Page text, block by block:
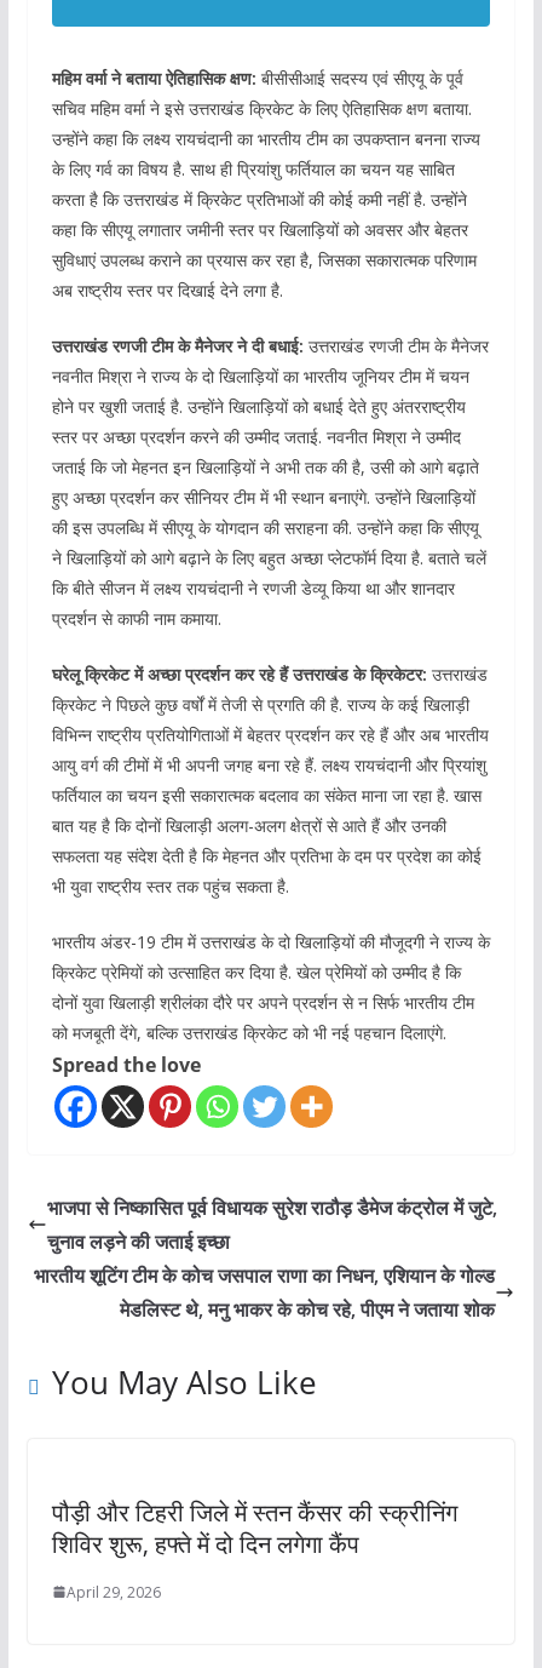
महिम वर्मा ने बताया ऐतिहासिक क्षण: बीसीसीआई सदस्य एवं सीएयू के पूर्व
सचिव महिम वर्मा ने इसे उत्तराखंड क्रिकेट के लिए ऐतिहासिक क्षण बताया.
उन्होंने कहा कि लक्ष्य रायचंदानी का भारतीय टीम का उपकप्तान बनना राज्य
के लिए गर्व का विषय है. साथ ही प्रियांशु फर्तियाल का चयन यह साबित
करता है कि उत्तराखंड में क्रिकेट प्रतिभाओं की कोई कमी नहीं है. उन्होंने
कहा कि सीएयू लगातार जमीनी स्तर पर खिलाड़ियों को अवसर और बेहतर
सुविधाएं उपलब्ध कराने का प्रयास कर रहा है, जिसका सकारात्मक परिणाम
अब राष्ट्रीय स्तर पर दिखाई देने लगा है.
उत्तराखंड रणजी टीम के मैनेजर ने दी बधाई: उत्तराखंड रणजी टीम के मैनेजर
नवनीत मिश्रा ने राज्य के दो खिलाड़ियों का भारतीय जूनियर टीम में चयन
होने पर खुशी जताई है. उन्होंने खिलाड़ियों को बधाई देते हुए अंतरराष्ट्रीय
स्तर पर अच्छा प्रदर्शन करने की उम्मीद जताई. नवनीत मिश्रा ने उम्मीद
जताई कि जो मेहनत इन खिलाड़ियों ने अभी तक की है, उसी को आगे बढ़ाते
हुए अच्छा प्रदर्शन कर सीनियर टीम में भी स्थान बनाएंगे. उन्होंने खिलाड़ियों
की इस उपलब्धि में सीएयू के योगदान की सराहना की. उन्होंने कहा कि सीएयू
ने खिलाड़ियों को आगे बढ़ाने के लिए बहुत अच्छा प्लेटफॉर्म दिया है. बताते चलें
कि बीते सीजन में लक्ष्य रायचंदानी ने रणजी डेव्यू किया था और शानदार
प्रदर्शन से काफी नाम कमाया.
घरेलू क्रिकेट में अच्छा प्रदर्शन कर रहे हैं उत्तराखंड के क्रिकेटर: उत्तराखंड
क्रिकेट ने पिछले कुछ वर्षों में तेजी से प्रगति की है. राज्य के कई खिलाड़ी
विभिन्न राष्ट्रीय प्रतियोगिताओं में बेहतर प्रदर्शन कर रहे हैं और अब भारतीय
आयु वर्ग की टीमों में भी अपनी जगह बना रहे हैं. लक्ष्य रायचंदानी और प्रियांशु
फर्तियाल का चयन इसी सकारात्मक बदलाव का संकेत माना जा रहा है. खास
बात यह है कि दोनों खिलाड़ी अलग-अलग क्षेत्रों से आते हैं और उनकी
सफलता यह संदेश देती है कि मेहनत और प्रतिभा के दम पर प्रदेश का कोई
भी युवा राष्ट्रीय स्तर तक पहुंच सकता है.
भारतीय अंडर-19 टीम में उत्तराखंड के दो खिलाड़ियों की मौजूदगी ने राज्य के
क्रिकेट प्रेमियों को उत्साहित कर दिया है. खेल प्रेमियों को उम्मीद है कि
दोनों युवा खिलाड़ी श्रीलंका दौरे पर अपने प्रदर्शन से न सिर्फ भारतीय टीम
को मजबूती देंगे, बल्कि उत्तराखंड क्रिकेट को भी नई पहचान दिलाएंगे.
Spread the love
भाजपा से निष्कासित पूर्व विधायक सुरेश राठौड़ डैमेज कंट्रोल में जुटे,
चुनाव लड़ने की जताई इच्छा
भारतीय शूटिंग टीम के कोच जसपाल राणा का निधन, एशियान के गोल्ड
मेडलिस्ट थे, मनु भाकर के कोच रहे, पीएम ने जताया शोक
You May Also Like
पौड़ी और टिहरी जिले में स्तन कैंसर की स्क्रीनिंग
शिविर शुरू, हफ्ते में दो दिन लगेगा कैंप
April 29, 2026